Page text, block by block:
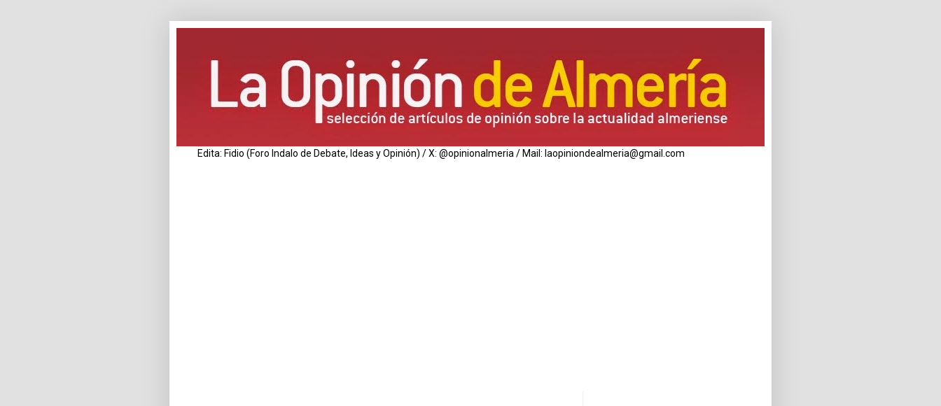
Edita: Fidio (Foro Indalo de Debate, Ideas y Opinión) / X: @opinionalmeria / Mail: laopiniondealmeria@gmail.com